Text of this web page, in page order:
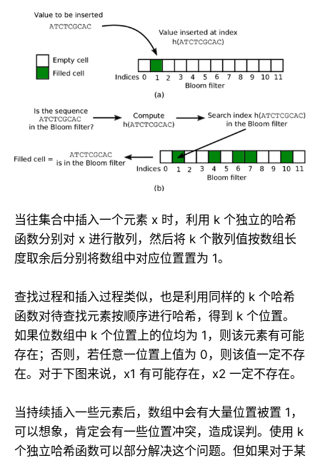
当往集合中插入一个元素 x 时，利用 k 个独立的哈希
函数分别对 x 进行散列，然后将 k 个散列值按数组长
度取余后分别将数组中对应位置置为 1。
查找过程和插入过程类似，也是利用同样的 k 个哈希
函数对待查找元素按顺序进行哈希，得到 k 个位置。
如果位数组中 k 个位置上的位均为 1，则该元素有可能
存在；否则，若任意一位置上值为 0，则该值一定不存
在。对于下图来说，x1 有可能存在，x2 一定不存在。
当持续插入一些元素后，数组中会有大量位置被置 1，
可以想象，肯定会有一些位置冲突，造成误判。使用 k
个独立哈希函数可以部分解决这个问题。但如果对于某